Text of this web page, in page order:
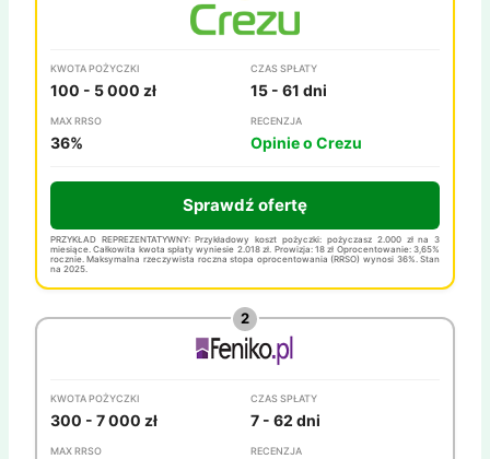
KWOTA POŻYCZKI
100 - 5 000 zł
CZAS SPŁATY
15 - 61 dni
MAX RRSO
36%
RECENZJA
Opinie o Crezu
Sprawdź ofertę
PRZYKŁAD REPREZENTATYWNY: Przykładowy koszt pożyczki: pożyczasz 2.000 zł na 3
miesiące. Całkowita kwota spłaty wyniesie 2.018 zł. Prowizja: 18 zł Oprocentowanie: 3,65%
rocznie. Maksymalna rzeczywista roczna stopa oprocentowania (RRSO) wynosi 36%. Stan
na 2025.
KWOTA POŻYCZKI
300 - 7 000 zł
CZAS SPŁATY
7 - 62 dni
MAX RRSO RECENZJA